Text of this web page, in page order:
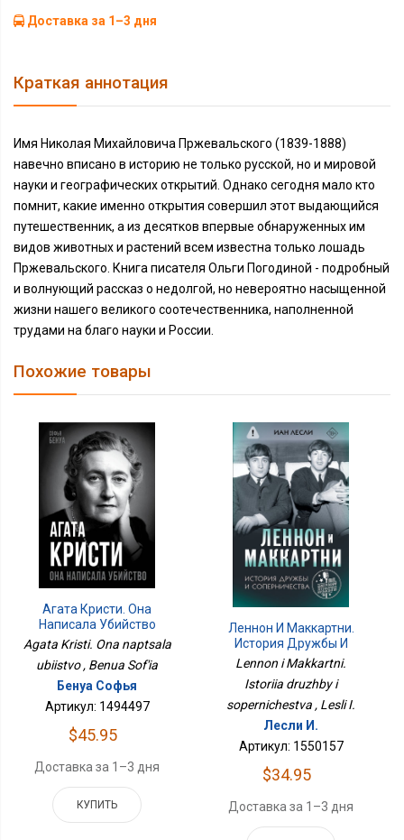
Доставка за 1–3 дня
Краткая аннотация
Имя Николая Михайловича Пржевальского (1839-1888)
навечно вписано в историю не только русской, но и мировой
науки и географических открытий. Однако сегодня мало кто
помнит, какие именно открытия совершил этот выдающийся
путешественник, а из десятков впервые обнаруженных им
видов животных и растений всем известна только лошадь
Пржевальского. Книга писателя Ольги Погодиной - подробный
и волнующий рассказ о недолгой, но невероятно насыщенной
жизни нашего великого соотечественника, наполненной
трудами на благо науки и России.
Похожие товары
Агата Кристи. Она
Написала Убийство
Agata Kristi. Ona naptsala
ubiistvo , Benua Sof'ia
Бенуа Софья
Артикул: 1494497
$45.95
Доставка за 1–3 дня
КУПИТЬ
Леннон И Маккартни.
История Дружбы И
Соперничества
Lennon i Makkartni.
Istoriia druzhby i
sopernichestva , Lesli I.
Лесли И.
Артикул: 1550157
$34.95
Доставка за 1–3 дня